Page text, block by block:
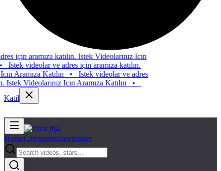
için aramıza katılın. Istek Videolarınız Icın
Istek videolar ve adres için aramıza katılın.
Aramıza Katılın•
Istek videolar ve adres
Istek Videolarınız Icın Aramıza Katılın•
Katil
HomeCategoriesShortsStars